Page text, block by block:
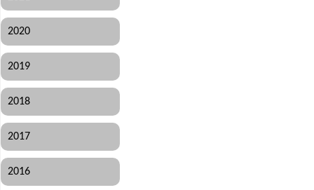
2020
2019
2018
2017
2016